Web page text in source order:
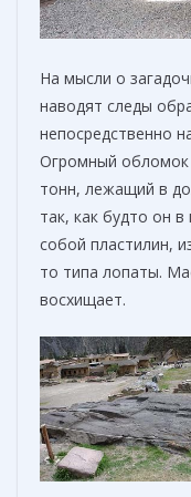
На мысли о
наводят следы
непосредственно
Огромный обломок
тонн, лежащий в
так, как будто он
собой пластилин,
то типа лопаты.
восхищает.